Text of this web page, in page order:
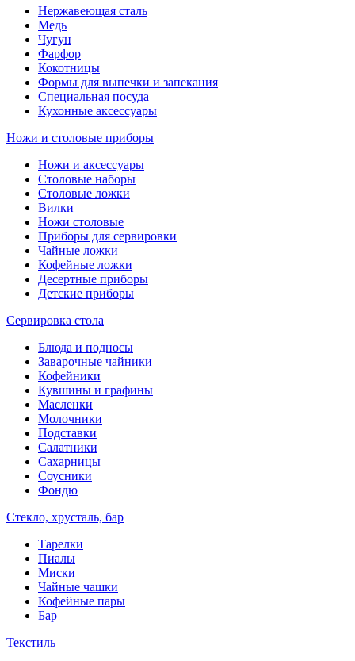
Нержавеющая сталь
Медь
Чугун
Фарфор
Кокотницы
Формы для выпечки и запекания
Специальная посуда
Кухонные аксессуары
Ножи и столовые приборы
Ножи и аксессуары
Столовые наборы
Столовые ложки
Вилки
Ножи столовые
Приборы для сервировки
Чайные ложки
Кофейные ложки
Десертные приборы
Детские приборы
Сервировка стола
Блюда и подносы
Заварочные чайники
Кофейники
Кувшины и графины
Масленки
Молочники
Подставки
Салатники
Сахарницы
Соусники
Фондю
Стекло, хрусталь, бар
Тарелки
Пиалы
Миски
Чайные чашки
Кофейные пары
Бар
Текстиль